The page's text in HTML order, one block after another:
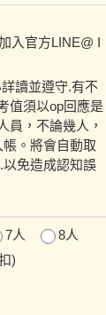
入官方LINE@ I
讀並遵守.有不
值須以op回應是
員，不論幾人，
。將會自動取
免造成認知誤
7人
8人
)